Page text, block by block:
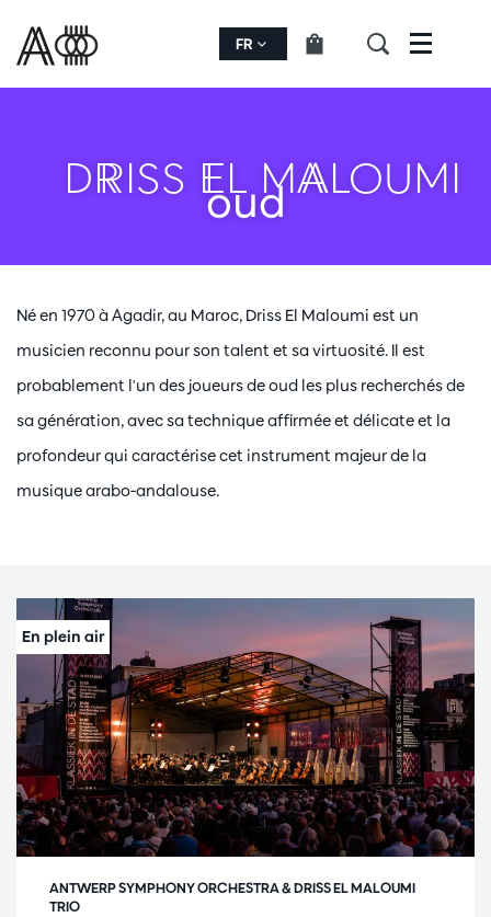
FR Menu
DRISS EL MALOUMI
oud
Né en 1970 à Agadir, au Maroc, Driss El Maloumi est un
musicien reconnu pour son talent et sa virtuosité. Il est
probablement l'un des joueurs de oud les plus recherchés de
sa génération, avec sa technique affirmée et délicate et la
profondeur qui caractérise cet instrument majeur de la
musique arabo-andalouse.
ANTWERP SYMPHONY ORCHESTRA & DRISS EL MALOUMI
TRIO